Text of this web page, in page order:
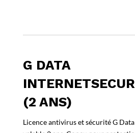
G DATA
(2 ANS)
Licence antivirus et sécurité G